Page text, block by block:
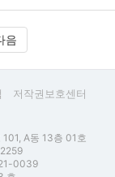
음
저작권보호센터
A동 13층 01호
0039